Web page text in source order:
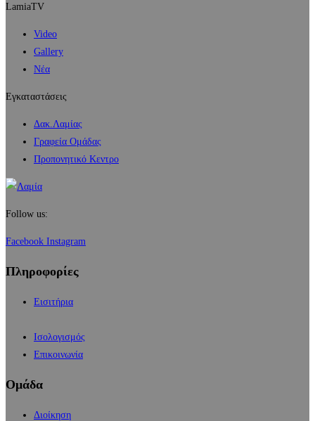
LamiaTV
Video
Gallery
Νέα
Εγκαταστάσεις
Δακ.Λαμίας
Γραφεία Ομάδας
Προπονητικό Κεντρο
Follow us:
Facebook Instagram
Πληροφορίες
Εισιτήρια
Ισολογισμός
Επικοινωνία
Ομάδα
Διοίκηση